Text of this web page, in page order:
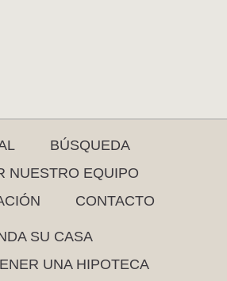
BÚSQUEDA
NUESTRO EQUIPO
CONTACTO
SU CASA
UNA HIPOTECA